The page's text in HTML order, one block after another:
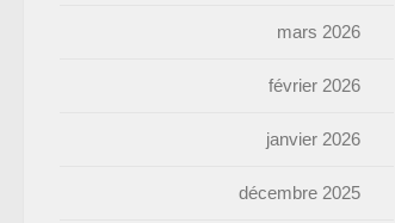
mars 2026
février 2026
janvier 2026
décembre 2025